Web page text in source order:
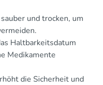
und trocken, um
Haltbarkeitsdatum
Medikamente
die Sicherheit und